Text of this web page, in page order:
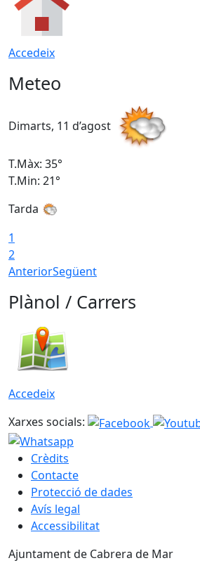
Accedeix
Meteo
Dimarts, 11 d’agost
T.Màx: 35°
T.Min: 21°
Tarda
1
2
AnteriorSegüent
Plànol / Carrers
Accedeix
Xarxes socials:
Crèdits
Contacte
Protecció de dades
Avís legal
Accessibilitat
Ajuntament de Cabrera de Mar